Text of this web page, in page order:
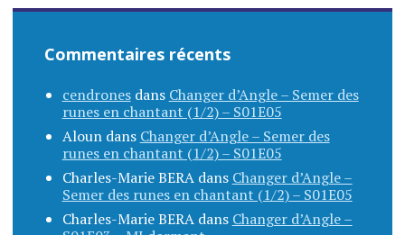
Commentaires récents
cendronesdans Changer d’Angle – Semer des
runes en chantant (1/2) – S01E05
Aloundans Changer d’Angle – Semer des
runes en chantant (1/2) – S01E05
Charles-Marie BERAdans Changer d’Angle –
Semer des runes en chantant (1/2) – S01E05
Charles-Marie BERAdans Changer d’Angle –